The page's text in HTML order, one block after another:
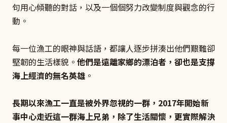
句用心傾聽的對話，以及一個個努力改變制度與觀念的行
動。
每一位漁工的眼神與話語，都讓人逐步拼湊出他們艱難卻
堅韌的生活樣貌。 他們是遠離家鄉的漂泊者，卻也是支撐
海上經濟的無名英雄 。
長期以來漁工一直是被外界忽視的一群，2017年開始新
事中心走近這一群海上兄弟，除了生活關懷，更實際解決